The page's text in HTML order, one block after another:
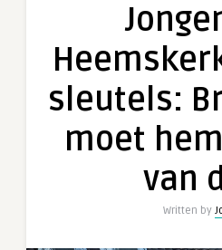
sleutels:
moet
van
Written by